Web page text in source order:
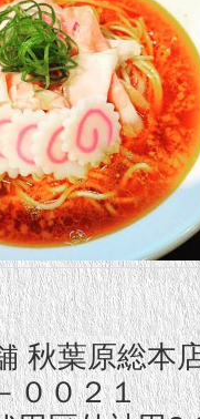
秋葉原総本
００２１